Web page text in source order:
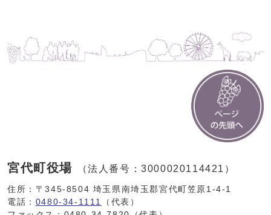
宮代町役場 （法人番号：3000020114421）
住所：〒345-8504 埼玉県南埼玉郡宮代町笠原1-4-1
電話： 0480-34-1111
（代表）